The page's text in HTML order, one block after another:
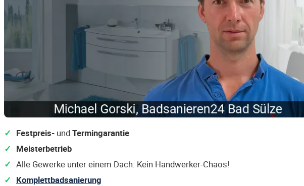
Festpreis- undTermingarantie
Meisterbetrieb
Alle Gewerke unter einem Dach: Kein Handwerker-Chaos!
Komplettbadsanierung